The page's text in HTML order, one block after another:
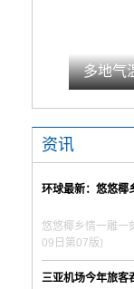
资讯
环球最新：悠悠椰
悠悠椰乡情一雕一
09日第07版)
三亚机场今年旅客